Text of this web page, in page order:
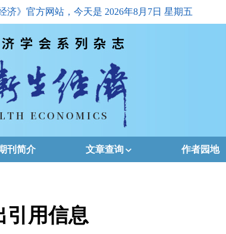
济》官方网站，今天是 2026年8月7日 星期五
刊简介 文章查询 作者园地
引用信息